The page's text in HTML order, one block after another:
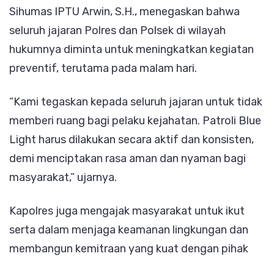
Sihumas IPTU Arwin, S.H., menegaskan bahwa
seluruh jajaran Polres dan Polsek di wilayah
hukumnya diminta untuk meningkatkan kegiatan
preventif, terutama pada malam hari.
“Kami tegaskan kepada seluruh jajaran untuk tidak
memberi ruang bagi pelaku kejahatan. Patroli Blue
Light harus dilakukan secara aktif dan konsisten,
demi menciptakan rasa aman dan nyaman bagi
masyarakat,” ujarnya.
Kapolres juga mengajak masyarakat untuk ikut
serta dalam menjaga keamanan lingkungan dan
membangun kemitraan yang kuat dengan pihak